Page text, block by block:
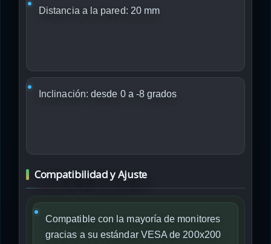
Distancia a la pared: 20 mm
Inclinación: desde 0 a -8 grados
Compatibilidad y Ajuste
Compatible con la mayoría de monitores
gracias a su estándar VESA de 200x200